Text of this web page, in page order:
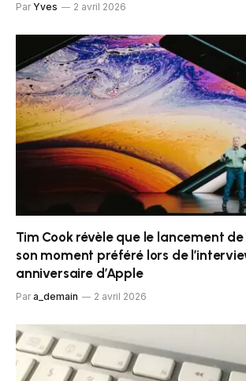
Par Yves 2 avril 2026
Tim Cook révèle que le lancement de
son moment préféré lors de
anniversaire d’Apple
Par a_demain 2 avril 2026